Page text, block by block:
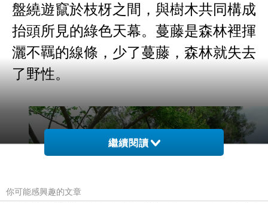
盤繞遊竄於枝枒之間，與樹木共同構成
抬頭所見的綠色天幕。蔓藤是森林裡揮
灑不羈的線條，少了蔓藤，森林就失去
了野性。
繼續閱讀
你可能感興趣的文章